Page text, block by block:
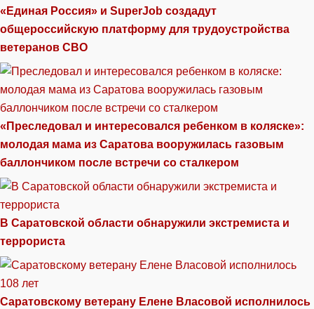
«Единая Россия» и SuperJob создадут
общероссийскую платформу для трудоустройства
ветеранов СВО
«Преследовал и интересовался ребенком в коляске»:
молодая мама из Саратова вооружилась газовым
баллончиком после встречи со сталкером
В Саратовской области обнаружили экстремиста и
террориста
Саратовскому ветерану Елене Власовой исполнилось